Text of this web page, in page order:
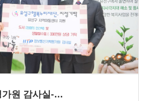
가원 감사실-…